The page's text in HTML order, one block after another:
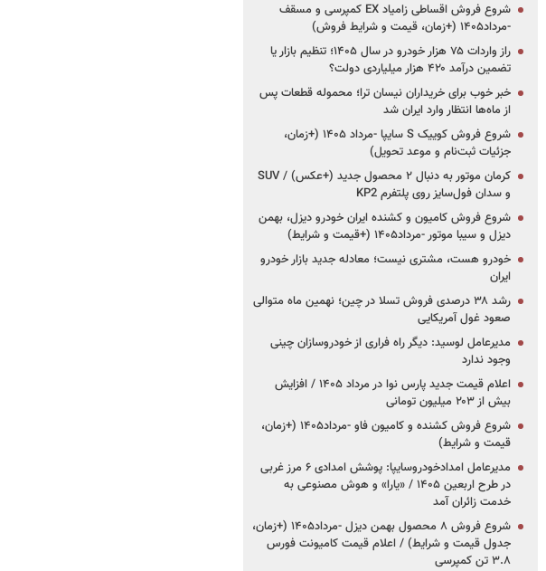
شروع فروش اقساطی زامیاد EX کمپرسی و مسقف
-مرداد۱۴۰۵ (+زمان، قیمت و شرایط فروش)
راز واردات ۷۵ هزار خودرو در سال ۱۴۰۵؛ تنظیم بازار یا
تضمین درآمد ۴۲۰ هزار میلیاردی دولت؟
خبر خوب برای خریداران نیسان ترا؛ محموله قطعات پس
از ماه‌ها انتظار وارد ایران شد
شروع فروش کوییک S سایپا -مرداد ۱۴۰۵ (+زمان،
جزئیات ثبت‌نام و موعد تحویل)
کرمان موتور به دنبال ۲ محصول جدید (+عکس) / SUV
و سدان فول‌سایز روی پلتفرم KP2
شروع فروش کامیون و کشنده ایران خودرو دیزل، بهمن
دیزل و سیبا موتور -مرداد۱۴۰۵ (+قیمت و شرایط)
خودرو هست، مشتری نیست؛ معادله جدید بازار خودرو
ایران
رشد ۳۸ درصدی فروش تسلا در چین؛ نهمین ماه متوالی
صعود غول آمریکایی
مدیرعامل لوسید: دیگر راه فراری از خودروسازان چینی
وجود ندارد
اعلام قیمت جدید پارس نوا در مرداد ۱۴۰۵ / افزایش
بیش از ۲۰۳ میلیون تومانی
شروع فروش کشنده و کامیون فاو -مرداد۱۴۰۵ (+زمان،
قیمت و شرایط)
مدیرعامل امدادخودروسایپا: پوشش امدادی ۶ مرز غربی
در طرح اربعین ۱۴۰۵ / «یارا» و هوش مصنوعی به
خدمت زائران آمد
شروع فروش ۸ محصول بهمن دیزل -مرداد۱۴۰۵ (+زمان،
جدول قیمت و شرایط) / اعلام قیمت کامیونت فورس
۳.۸ تن کمپرسی